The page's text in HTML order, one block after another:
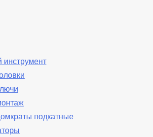
инструмент
подкатные